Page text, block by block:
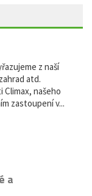
z naší
atd.
našeho
zastoupení v...
a